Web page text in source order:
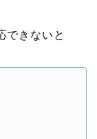
できないと